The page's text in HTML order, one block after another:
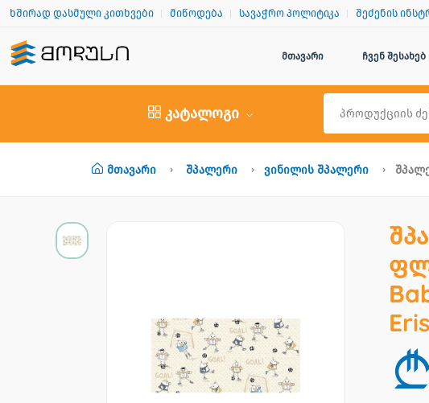
ხშირად დასმული კითხვები მიწოდება სავაჭრო პოლიტიკა შეძენის
მთავარი ჩვენ შესახებ
კატალოგი
Მთავარი Შპალერი Ვინილის Შპალერი